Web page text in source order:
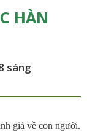
HÀN
sáng
giá về con người.